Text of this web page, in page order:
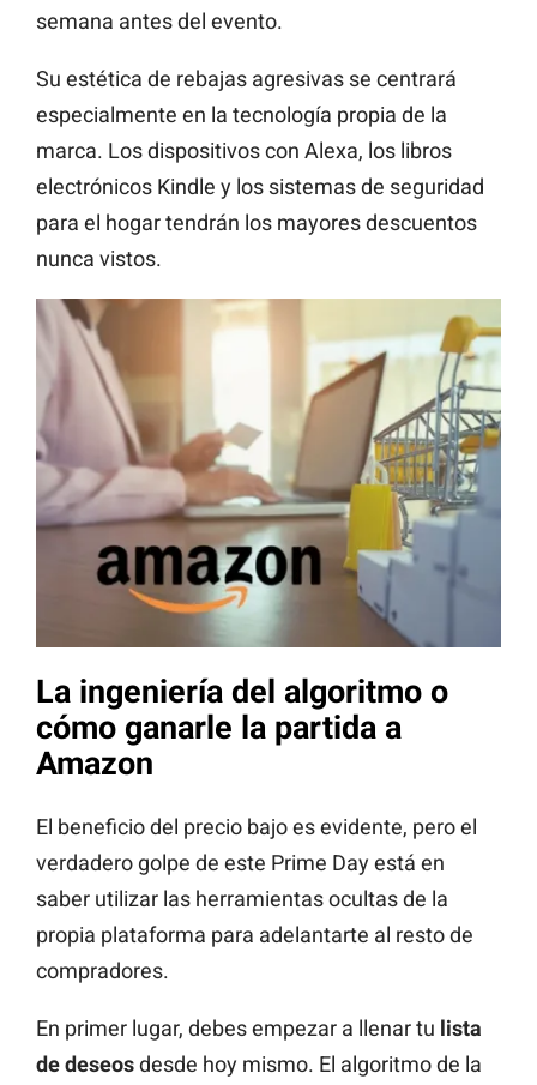
semana antes del evento.
Su estética de rebajas agresivas se centrará
especialmente en la tecnología propia de la
marca. Los dispositivos con Alexa, los libros
electrónicos Kindle y los sistemas de seguridad
para el hogar tendrán los mayores descuentos
nunca vistos.
La ingeniería del algoritmo o
cómo ganarle la partida a
Amazon
El beneficio del precio bajo es evidente, pero el
verdadero golpe de este Prime Day está en
saber utilizar las herramientas ocultas de la
propia plataforma para adelantarte al resto de
compradores.
En primer lugar, debes empezar a llenar tu lista
de deseosdesde hoy mismo. El algoritmo de la